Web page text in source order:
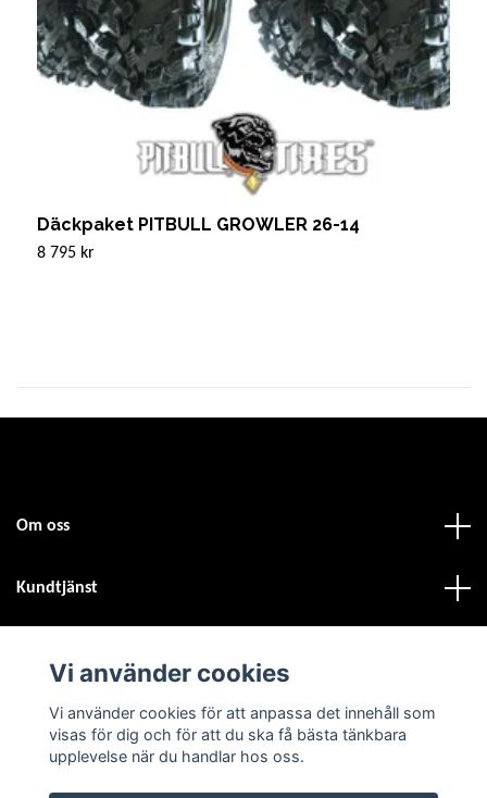
Däckpaket PITBULL GROWLER 26-14
8 795 kr
Om oss
Kundtjänst
Sociala medier
Vi använder cookies
Vi använder cookies för att anpassa det innehåll som
visas för dig och för att du ska få bästa tänkbara
upplevelse när du handlar hos oss.